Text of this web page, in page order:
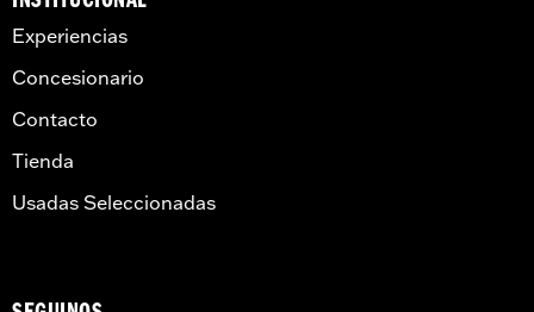
Experiencias
Concesionario
Contacto
Tienda
Usadas Seleccionadas